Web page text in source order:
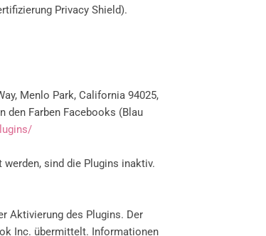
Privacy Shield).
Menlo Park, California 94025,
den Farben Facebooks (Blau
sind die Plugins inaktiv.
Aktivierung des Plugins. Der
Inc. übermittelt. Informationen